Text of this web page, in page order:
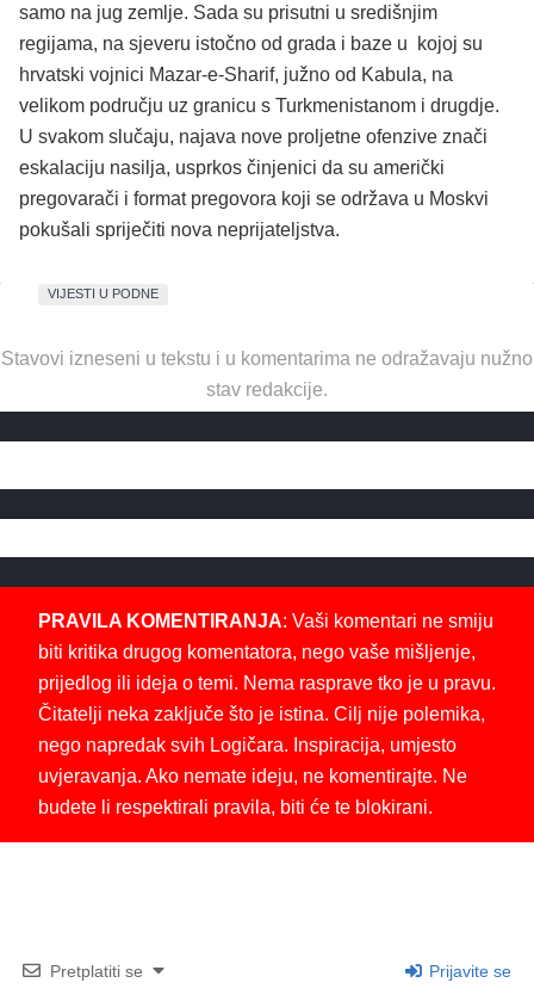
samo na jug zemlje. Sada su prisutni u središnjim
regijama, na sjeveru istočno od grada i baze u kojoj su
hrvatski vojnici Mazar-e-Sharif, južno od Kabula, na
velikom području uz granicu s Turkmenistanom i drugdje.
U svakom slučaju, najava nove proljetne ofenzive znači
eskalaciju nasilja, usprkos činjenici da su američki
pregovarači i format pregovora koji se održava u Moskvi
pokušali spriječiti nova neprijateljstva.
VIJESTI U PODNE
Stavovi izneseni u tekstu i u komentarima ne odražavaju nužno
stav redakcije.
PRAVILA KOMENTIRANJA: Vaši komentari ne smiju
biti kritika drugog komentatora, nego vaše mišljenje,
prijedlog ili ideja o temi. Nema rasprave tko je u pravu.
Čitatelji neka zaključe što je istina. Cilj nije polemika,
nego napredak svih Logičara. Inspiracija, umjesto
uvjeravanja. Ako nemate ideju, ne komentirajte. Ne
budete li respektirali pravila, biti će te blokirani.
Pretplatiti se Prijavite se